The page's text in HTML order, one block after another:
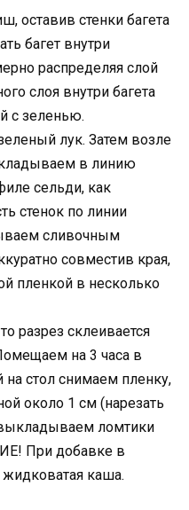
оставив стенки багета
багет внутри
распределяя слой
слоя внутри багета
с зеленью.
лук. Затем возле
в линию
сельди, как
стенок по линии
сливочным
совместив края,
пленкой в несколько
разрез склеивается
на 3 часа в
стол снимаем пленку,
около 1 см (нарезать
ломтики
При добавке в
жидковатая каша.